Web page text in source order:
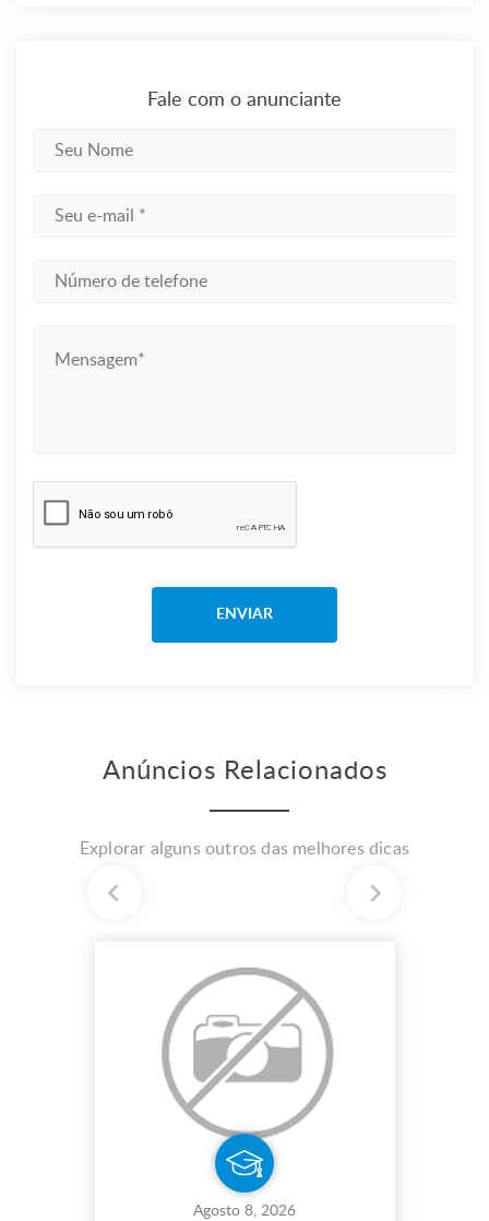
Fale com o anunciante
Anúncios Relacionados
Explorar alguns outros das melhores dicas
Agosto 8, 2026